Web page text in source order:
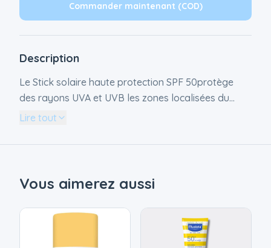
Commander maintenant (COD)
Description
Le Stick solaire haute protection SPF 50protège
des rayons UVA et UVB les zones localisées du
visage et corps. En retouche quotidienne, il convient
peaux à tendance atopique. Pour la santé de votre
jusqu'à l'âge d'1 an
Lire tout
Vous aimerez aussi